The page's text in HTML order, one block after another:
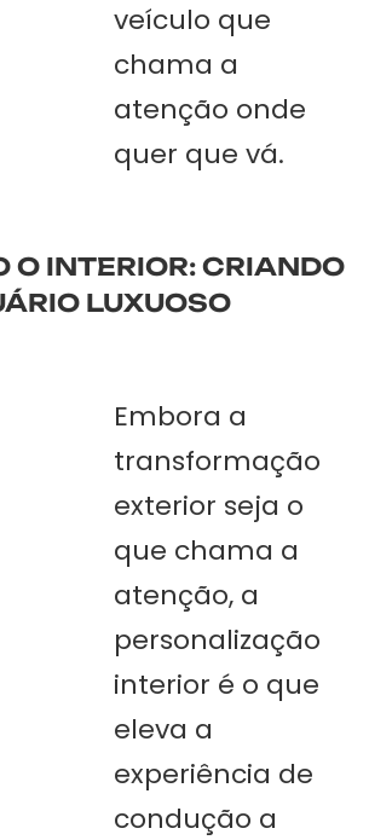
veículo que
chama a
atenção onde
quer que vá.
O INTERIOR: CRIANDO
LUXUOSO
Embora a
transformação
exterior seja o
que chama a
atenção, a
personalização
interior é o que
eleva a
experiência de
condução a